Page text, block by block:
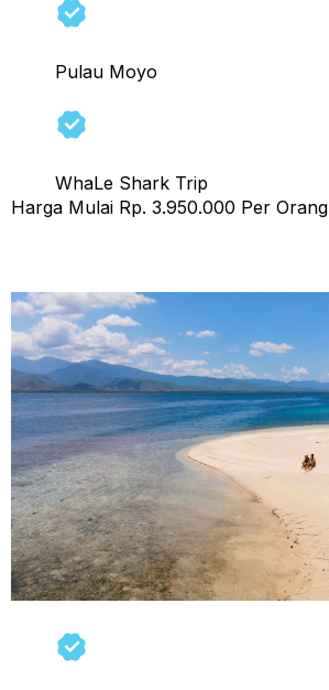
Pulau Moyo
WhaLe Shark Trip
Harga Mulai Rp. 3.950.000 Per Orang